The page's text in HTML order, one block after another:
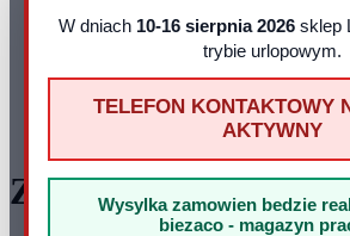
W dniach 10-16 sierpnia 2026sklep
trybie urlopowym.
TELEFON KONTAKTOWY
AKTYWNY
Wysylka zamowien bedzie
biezaco - magazyn
22-100 Chełm
NIP: 899 275 16 00
Godziny działania sklepuGodziny
pracy: pn - pt 8:00 - 16:00
Zinc sheet